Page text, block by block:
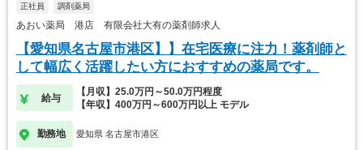
正社員 調剤薬局
あおい薬局 港店 有限会社大有の薬剤師求人
【愛知県名古屋市港区】】在宅医療に注力！薬剤師と
して幅広く活躍したい方におすすめの薬局です。
給与
【月収】25.0万円～50.0万円程度
【年収】400万円～600万円以上 モデル
勤務地 愛知県 名古屋市港区